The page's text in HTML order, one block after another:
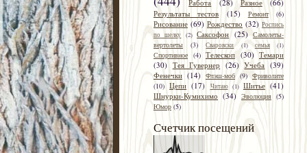
Работа (28) Разное
(66)
Результаты тестов
(15) Ремонт (6)
Рисование (69) Рождество (32) Роспись
по шелку (2) Саксофон (25) Самолеты-
вертолеты
(3) Сваровски (1) семья (1)
Спортивное (4) Телескоп (30) Темари
(30) Тея Гувернер (26) Учеба (39)
Фенечки (14) Флэш-моб (9) Фриволите
(10) Цепи (17) Читаю (1) Шитье (41)
Шнурки-Кумихимо (34) Эволюция (5)
Юмор (5)
Счетчик посещений